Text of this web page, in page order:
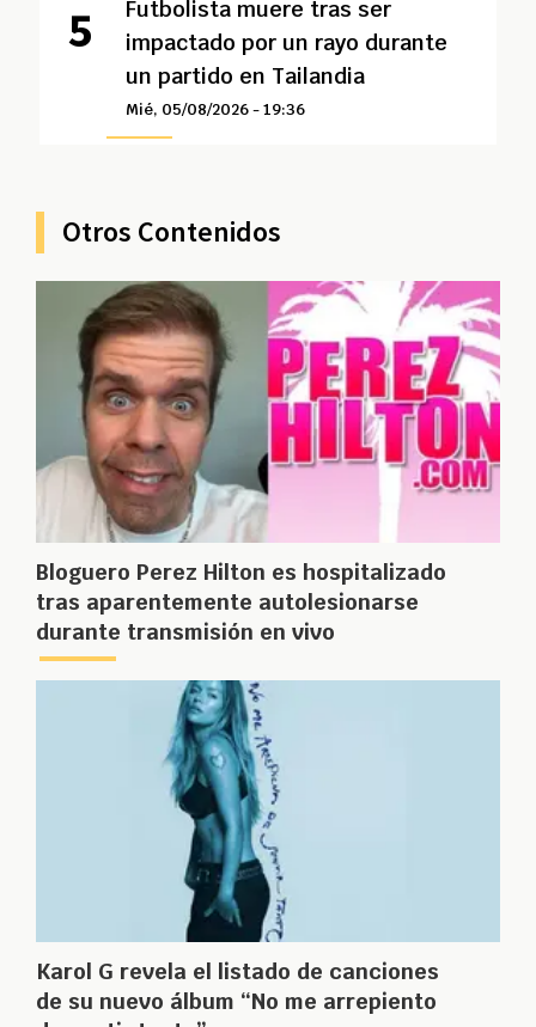
Futbolista muere tras ser
impactado por un rayo durante
un partido en Tailandia
Mié, 05/08/2026 - 19:36
Otros Contenidos
Bloguero Perez Hilton es hospitalizado
tras aparentemente autolesionarse
durante transmisión en vivo
Karol G revela el listado de canciones
de su nuevo álbum “No me arrepiento